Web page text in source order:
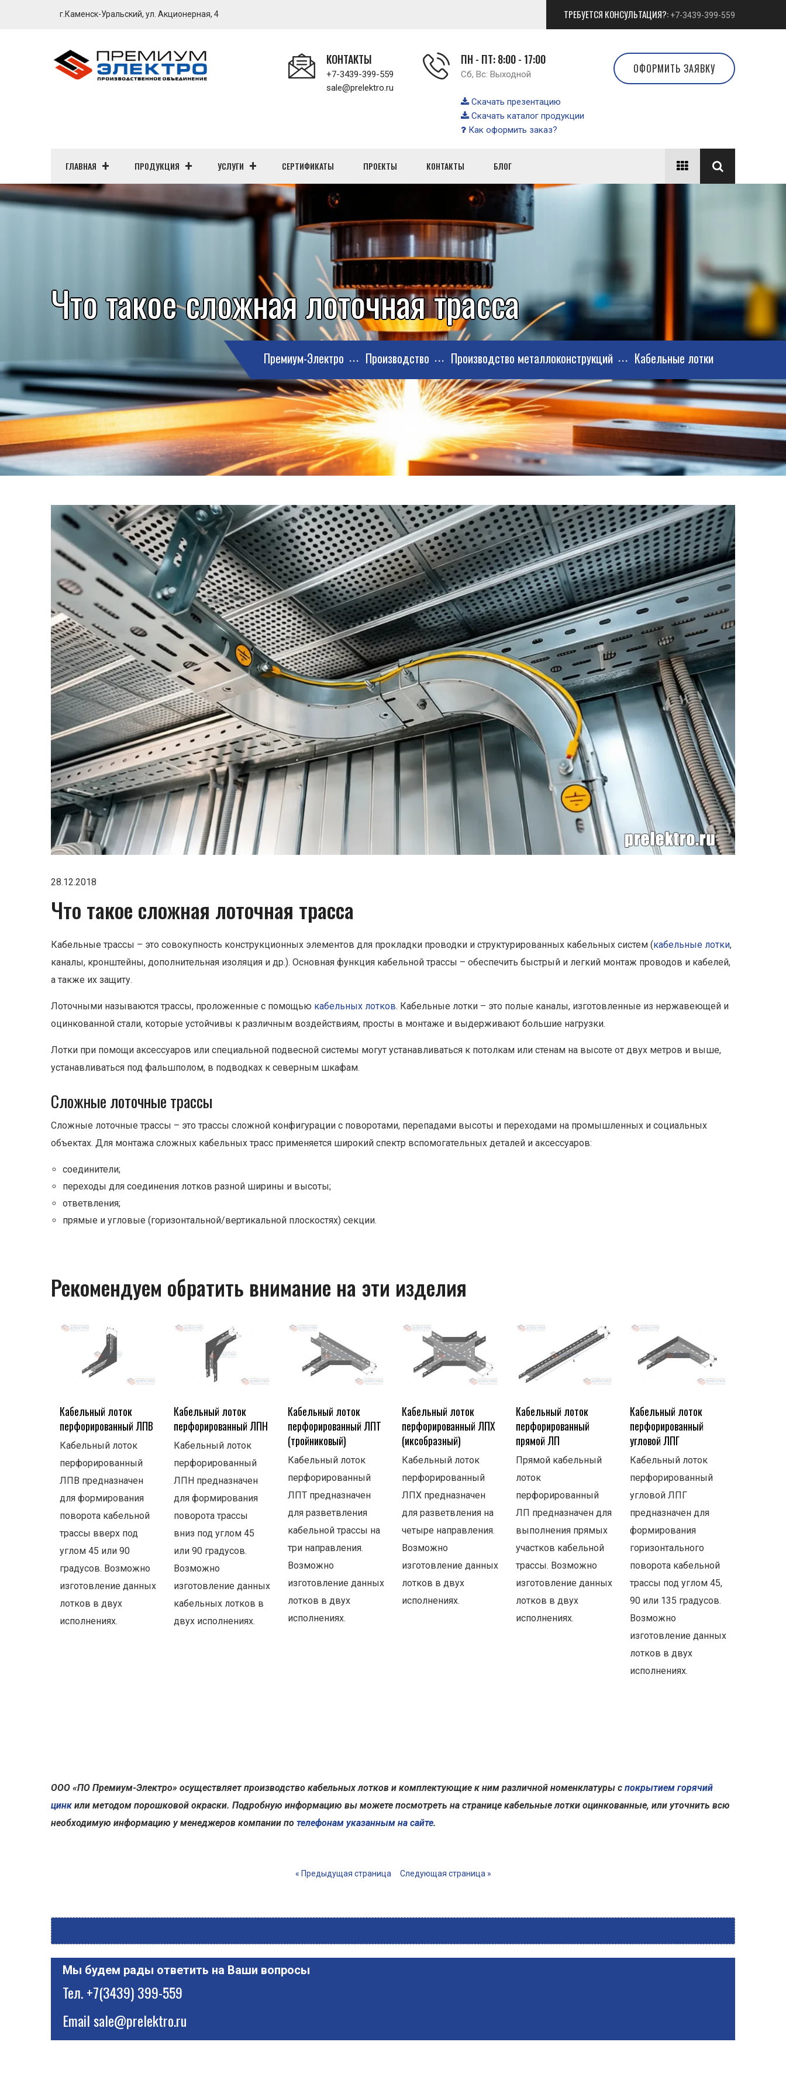
г.Каменск-Уральский, ул. Акционерная, 4 ТРЕБУЕТСЯ КОНСУЛЬТАЦИЯ?: +7-3439-399-559
КОНТАКТЫ
+7-3439-399-559
sale@prelektro.ru
ПН - ПТ: 8:00 - 17:00
Сб, Вс: Выходной
Скачать презентацию
Скачать каталог продукции
Как оформить заказ?
ОФОРМИТЬ ЗАЯВКУ
ГЛАВНАЯ ПРОДУКЦИЯ УСЛУГИ СЕРТИФИКАТЫ ПРОЕКТЫ КОНТАКТЫ БЛОГ
Что такое сложная лоточная трасса
Премиум-Электро Производство Производство металлоконструкций Кабельные лотки
28.12.2018
Что такое сложная лоточная трасса
Кабельные трассы – это совокупность конструкционных элементов для прокладки проводки и структурированных кабельных систем (кабельные лотки,
каналы, кронштейны, дополнительная изоляция и др.). Основная функция кабельной трассы – обеспечить быстрый и легкий монтаж проводов и кабелей,
а также их защиту.
Лоточными называются трассы, проложенные с помощью кабельных лотков. Кабельные лотки – это полые каналы, изготовленные из нержавеющей и
оцинкованной стали, которые устойчивы к различным воздействиям, просты в монтаже и выдерживают большие нагрузки.
Лотки при помощи аксессуаров или специальной подвесной системы могут устанавливаться к потолкам или стенам на высоте от двух метров и выше,
устанавливаться под фальшполом, в подводках к северным шкафам.
Сложные лоточные трассы
Сложные лоточные трассы – это трассы сложной конфигурации с поворотами, перепадами высоты и переходами на промышленных и социальных
объектах. Для монтажа сложных кабельных трасс применяется широкий спектр вспомогательных деталей и аксессуаров:
соединители;
переходы для соединения лотков разной ширины и высоты;
ответвления;
прямые и угловые (горизонтальной/вертикальной плоскостях) секции.
Рекомендуем обратить внимание на эти изделия
Кабельный лоток
перфорированный ЛПВ
Кабельный лоток
перфорированный
ЛПВ предназначен
для формирования
поворота кабельной
трассы вверх под
углом 45 или 90
градусов. Возможно
изготовление данных
лотков в двух
исполнениях.
Кабельный лоток
перфорированный ЛПН
Кабельный лоток
перфорированный
ЛПН предназначен
для формирования
поворота трассы
вниз под углом 45
или 90 градусов.
Возможно
изготовление данных
кабельных лотков в
двух исполнениях.
Кабельный лоток
перфорированный ЛПТ
(тройниковый)
Кабельный лоток
перфорированный
ЛПТ предназначен
для разветвления
кабельной трассы на
три направления.
Возможно
изготовление данных
лотков в двух
исполнениях.
Кабельный лоток
перфорированный ЛПХ
(иксобразный)
Кабельный лоток
перфорированный
ЛПХ предназначен
для разветвления на
четыре направления.
Возможно
изготовление данных
лотков в двух
исполнениях.
Кабельный лоток
перфорированный
прямой ЛП
Прямой кабельный
лоток
перфорированный
ЛП предназначен для
выполнения прямых
участков кабельной
трассы. Возможно
изготовление данных
лотков в двух
исполнениях.
Кабельный лоток
перфорированный
угловой ЛПГ
Кабельный лоток
перфорированный
угловой ЛПГ
предназначен для
формирования
горизонтального
поворота кабельной
трассы под углом 45,
90 или 135 градусов.
Возможно
изготовление данных
лотков в двух
исполнениях.
ООО «ПО Премиум-Электро» осуществляет производство кабельных лотков и комплектующие к ним различной номенклатуры с покрытием горячий
цинк или методом порошковой окраски. Подробную информацию вы можете посмотреть на странице кабельные лотки оцинкованные, или уточнить всю
необходимую информацию у менеджеров компании по телефонам указанным на сайте.
« Предыдущая страница Следующая страница »
Мы будем рады ответить на Ваши вопросы
Тел.+7(3439) 399-559
Emailsale@prelektro.ru